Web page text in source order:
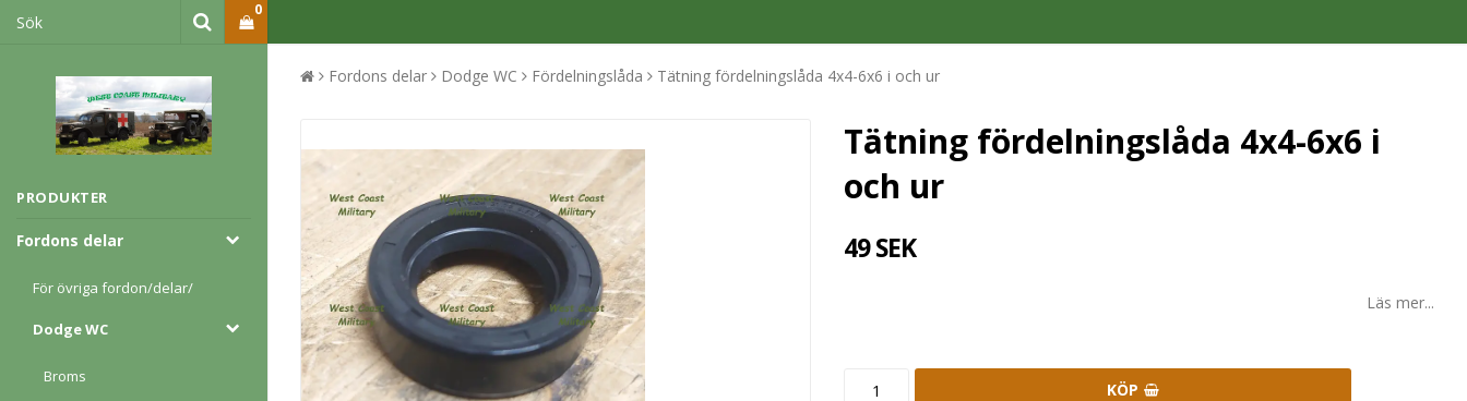
0
PRODUKTER
Fordons delar
För övriga fordon/delar/
Dodge WC
Broms
Fordons delar Dodge WC Fördelningslåda Tätning fördelningslåda 4x4-6x6 i och ur
Tätning fördelningslåda 4x4-6x6 i
och ur
49 SEK
Läs mer...
KÖP